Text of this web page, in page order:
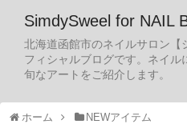
SimdySweel for NAIL
北海道函館市のネイルサロン【
フィシャルブログです。ネイル
旬なアートをご紹介します。
ホーム NEWアイテム